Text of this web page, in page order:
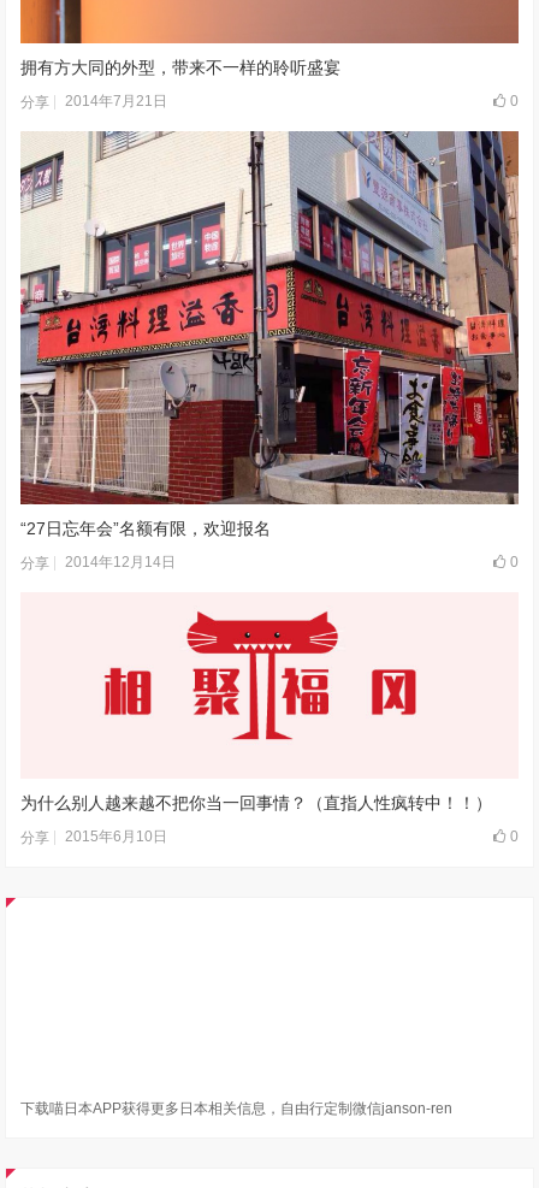
拥有方大同的外型，带来不一样的聆听盛宴
分享 2014年7月21日 0
“27日忘年会”名额有限，欢迎报名
分享 2014年12月14日 0
为什么别人越来越不把你当一回事情？（直指人性疯转中！！）
分享 2015年6月10日 0
下载喵日本APP获得更多日本相关信息，自由行定制微信janson-ren